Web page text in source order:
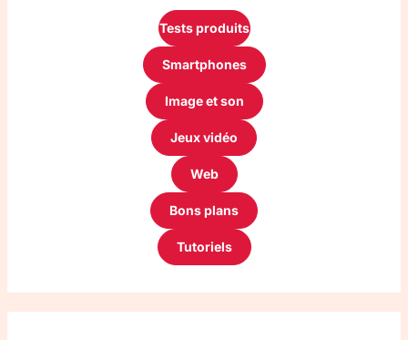
Tests produits
Smartphones
Image et son
Jeux vidéo
Web
Bons plans
Tutoriels